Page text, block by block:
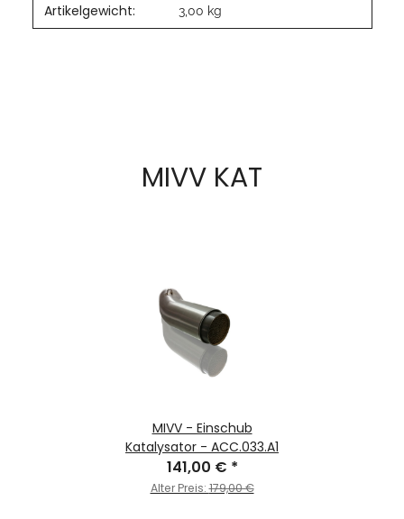
Artikelgewicht: 3,00 kg
MIVV KAT
MIVV - Einschub
Katalysator - ACC.033.A1
141,00 € *
Alter Preis:179,00 €